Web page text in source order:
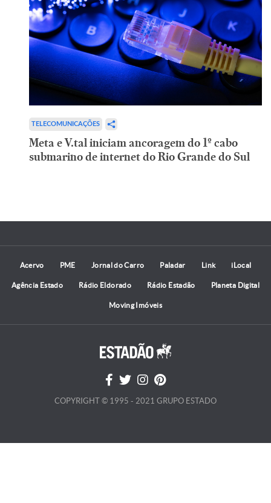
TELECOMUNICAÇÕES
Meta e V.tal iniciam ancoragem do 1º cabo
submarino de internet do Rio Grande do Sul
Acervo PME Jornal do Carro Paladar Link iLocal
Agência Estado Rádio Eldorado Rádio Estadão Planeta Digital
Moving Imóveis
COPYRIGHT © 1995 - 2021 GRUPO ESTADO